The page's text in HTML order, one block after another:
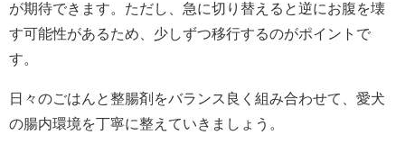
が期待できます。ただし、急に切り替えると逆にお腹を壊
す可能性があるため、少しずつ移行するのがポイントで
す。
日々のごはんと整腸剤をバランス良く組み合わせて、愛犬
の腸内環境を丁寧に整えていきましょう。